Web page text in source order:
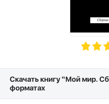
Скачать книгу “Мой мир.
форматах